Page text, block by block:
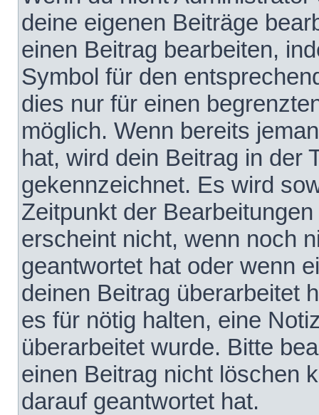
deine eigenen Beiträge
einen Beitrag bearbeiten,
Symbol für den
dies nur für einen
möglich. Wenn bereits
hat, wird dein Beitrag in der
gekennzeichnet. Es wird
Zeitpunkt der
erscheint nicht, wenn noch
geantwortet hat oder wenn
deinen Beitrag überarbeitet
es für nötig halten, eine
überarbeitet wurde. Bitte
einen Beitrag nicht löschen
darauf geantwortet hat.